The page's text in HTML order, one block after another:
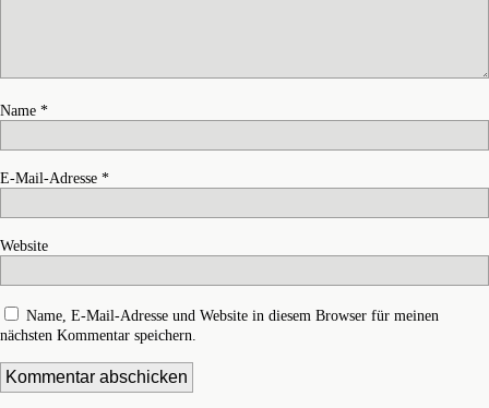
Name *
E-Mail-Adresse *
Website
Name, E-Mail-Adresse und Website in diesem Browser für meinen
nächsten Kommentar speichern.